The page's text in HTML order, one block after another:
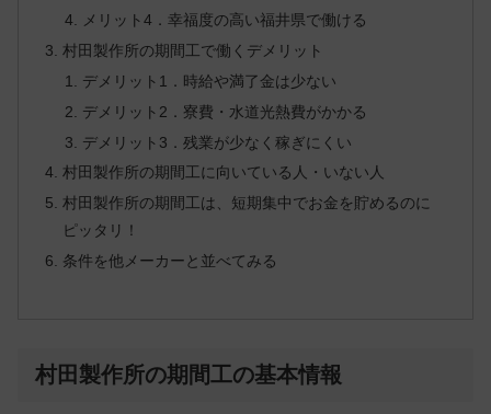
メリット4．幸福度の高い福井県で働ける
村田製作所の期間工で働くデメリット
デメリット1．時給や満了金は少ない
デメリット2．寮費・水道光熱費がかかる
デメリット3．残業が少なく稼ぎにくい
村田製作所の期間工に向いている人・いない人
村田製作所の期間工は、短期集中でお金を貯めるのに
ピッタリ！
条件を他メーカーと並べてみる
村田製作所の期間工の基本情報